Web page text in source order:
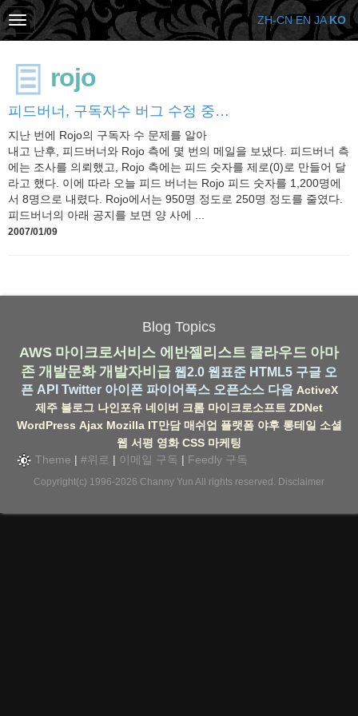
rojo
피드버너, 구독자수 버그 수정 중…
지난 번에 Rojo의 구독자 수 문제를 알아
내고 난후, 피드버너와 Rojo 측에 몇 번의 메일을 보냈다. 피드버너 측
에는 조사를 의뢰했고, Rojo 측에는 피드 숫자를 제로(0)로 만들어 달
라고 했다. 이에 따라 오늘 피드 버너는 Rojo 피드 숫자를 1,200명에
서 8명으로 내렸다. Rojo에서는 950명 정도로 250명 정도를 줄였다.
피드버너의 아래 공지를 보면 양 사에 ...
2007/01/09
Blog Topics
AWS 마이크로서비스 에반젤리스트 클라우드 아마
존 개발문화 개발자비급 웹2.0 웹표준 HTML5 구글 오
픈 API Twitter 아이폰 파이어폭스 오픈소스 다음 ActiveX
제주 블로그 나인포유 네이버 크롬 마이크로소프트 ZDNet
WordPress Ajax Mozilla IT만담 매쉬업 플랫폼 야후 롱테일 소셜
웹 서평 영화 CSS 마케팅
Theme | #위로 | 이메일 구독 | Feedly 구독
Copyright(c) 1996-2026 Channy Yun All rights reserved. Disclaimer
ZH-CN EN JA KO